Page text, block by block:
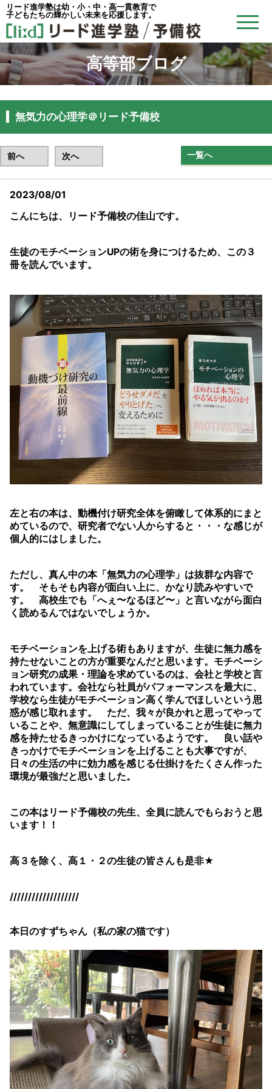
リード進学塾は幼・小・中・高一貫教育で
子どもたちの輝かしい未来を応援します。
高等部ブログ
無気力の心理学＠リード予備校
前へ 次へ 一覧へ
2023/08/01
こんにちは、リード予備校の佳山です。
生徒のモチベーションUPの術を身につけるため、この３
冊を読んでいます。
左と右の本は、動機付け研究全体を俯瞰して体系的にまと
めているので、研究者でない人からすると・・・な感じが
個人的にはしました。
ただし、真ん中の本「無気力の心理学」は抜群な内容で
す。 そもそも内容が面白い上に、かなり読みやすいで
す。 高校生でも「へぇ〜なるほど〜」と言いながら面白
く読めるんではないでしょうか。
モチベーションを上げる術もありますが、生徒に無力感を
持たせないことの方が重要なんだと思います。モチベーシ
ョン研究の成果・理論を求めているのは、会社と学校と言
われています。会社なら社員がパフォーマンスを最大に、
学校なら生徒がモチベーション高く学んでほしいという思
惑が感じ取れます。 ただ、我々が良かれと思ってやって
いることや、無意識にしてしまっていることが生徒に無力
感を持たせるきっかけになっているようです。 良い話や
きっかけでモチベーションを上げることも大事ですが、
日々の生活の中に効力感を感じる仕掛けをたくさん作った
環境が最強だと思いました。
この本はリード予備校の先生、全員に読んでもらおうと思
います！！
高３を除く、高１・２の生徒の皆さんも是非★
///////////////////
本日のすずちゃん（私の家の猫です）